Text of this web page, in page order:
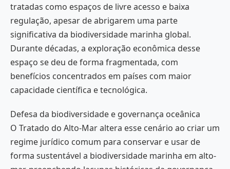
tratadas como espaços de livre acesso e baixa
regulação, apesar de abrigarem uma parte
significativa da biodiversidade marinha global.
Durante décadas, a exploração econômica desse
espaço se deu de forma fragmentada, com
benefícios concentrados em países com maior
capacidade científica e tecnológica.
Defesa da biodiversidade e governança oceânica
O Tratado do Alto-Mar altera esse cenário ao criar um
regime jurídico comum para conservar e usar de
forma sustentável a biodiversidade marinha em alto-